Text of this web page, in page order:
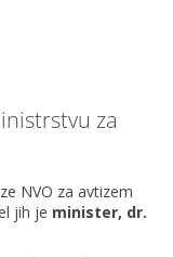
za
NVO za avtizem
jih je minister, dr.